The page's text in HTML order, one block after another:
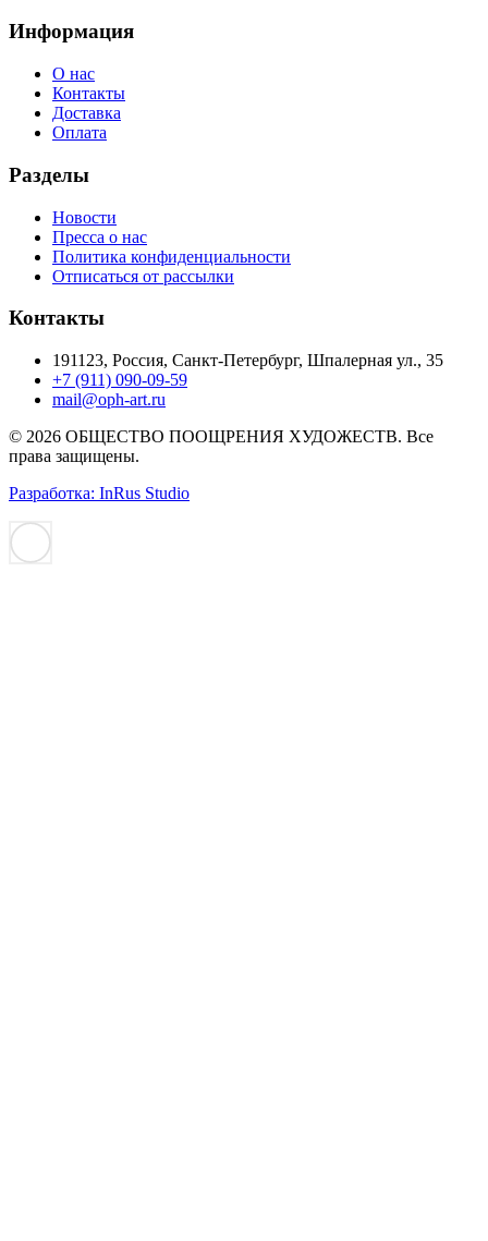
Информация
О нас
Контакты
Доставка
Оплата
Разделы
Новости
Пресса о нас
Политика конфиденциальности
Отписаться от рассылки
Контакты
191123, Россия, Санкт-Петербург, Шпалерная ул., 35
+7 (911) 090-09-59
mail@oph-art.ru
© 2026 ОБЩЕСТВО ПООЩРЕНИЯ ХУДОЖЕСТВ. Все
права защищены.
Разработка: InRus Studio